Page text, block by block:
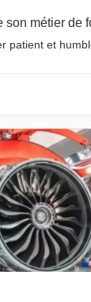
métier de
patient et